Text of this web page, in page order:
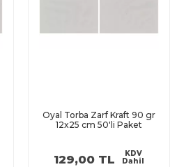
Oyal Torba Zarf Kraft 90 gr
12x25 cm 50'li Paket
129,00 TL
KDV
Dahil